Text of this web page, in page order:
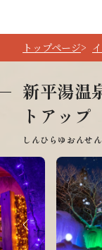
トップページ
新平湯温
トアップ